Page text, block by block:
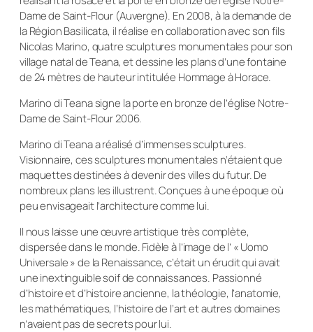
Dame de Saint-Flour (Auvergne). En 2008, à la demande de
la Région Basilicata, il réalise en collaboration avec son fils
Nicolas Marino, quatre sculptures monumentales pour son
village natal de Teana, et dessine les plans d’une fontaine
de 24 mètres de hauteur intitulée Hommage à Horace.
Marino di Teana signe la porte en bronze de l’église Notre-
Dame de Saint-Flour 2006.
Marino di Teana a réalisé d’immenses sculptures.
Visionnaire, ces sculptures monumentales n’étaient que
maquettes destinées à devenir des villes du futur. De
nombreux plans les illustrent. Conçues à une époque où
peu envisageait l’architecture comme lui.
Il nous laisse une œuvre artistique très complète,
dispersée dans le monde. Fidèle à l’image de l’ « Uomo
Universale » de la Renaissance, c’était un érudit qui avait
une inextinguible soif de connaissances. Passionné
d’histoire et d’histoire ancienne, la théologie, l’anatomie,
les mathématiques, l’histoire de l’art et autres domaines
n’avaient pas de secrets pour lui.